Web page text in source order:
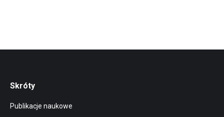
Skróty
Publikacje naukowe